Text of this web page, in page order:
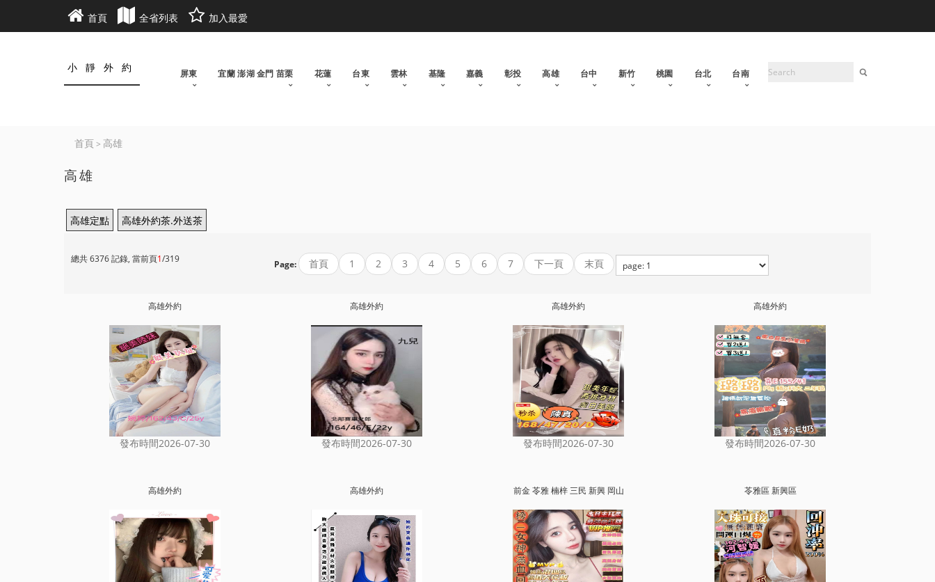
首頁 全省列表 加入最愛
小靜外約
屏東 宜蘭 澎湖 金門 苗栗 花蓮 台東 雲林 基隆 嘉義 彰投 高雄 台中 新竹 桃園 台北 台南
首頁> 高雄
高雄
高雄定點 高雄外約茶.外送茶
Page:
總共 6376 記錄, 當前頁1/319 首頁 1 2 3 4 5 6 7 下一頁 末頁
高雄外約
發布時間2026-07-30
高雄外約
發布時間2026-07-30
高雄外約
發布時間2026-07-30
高雄外約
發布時間2026-07-30
高雄外約 高雄外約 前金 苓雅 楠梓 三民 新興 岡山 苓雅區 新興區